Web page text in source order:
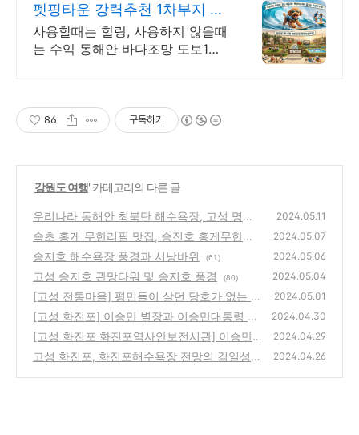
펫핑타운 강력추천 1차부지 일
반분양중
사용할때는 힐링, 사용하지 않을때
는 수익 동해안 바다조망 도보1분
별장
86 구독하기
'강원도 여행' 카테고리의 다른 글
우리나라 동해안 최북단 해수욕장, 고성 명파
해수욕장(명파해변)
(55)
2024.05.11
속초 홍게 무한리필 맛집, 승진호 홍게무한리
필
(53)
2024.05.07
송지호 해수욕장 풍경과 서낭바위 (61) 2024.05.06
고성 송지호 관망타워 및 송지호 풍경 (80) 2024.05.04
[고성 전통마을] 평민들이 살던 당호가 없는 한
옥마을, 고성 왕곡마을
(79)
2024.05.01
[고성 화진포] 이승만 별장과 이승만대통령 기
념관
(70)
2024.04.30
[고성 화진포 화진포역사안보전시관] 이승만
정권의 2인자, 이기붕 별장
(64)
2024.04.29
고성 화진포, 화진포해수욕장 전망의 김일성
2024.04.26